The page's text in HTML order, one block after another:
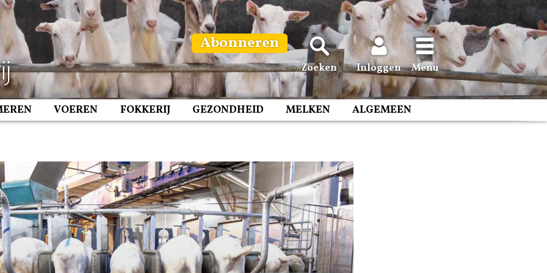
Abonneren
Zoeken Inloggen Menu
VOEREN FOKKERIJ GEZONDHEID MELKEN ALGEMEEN